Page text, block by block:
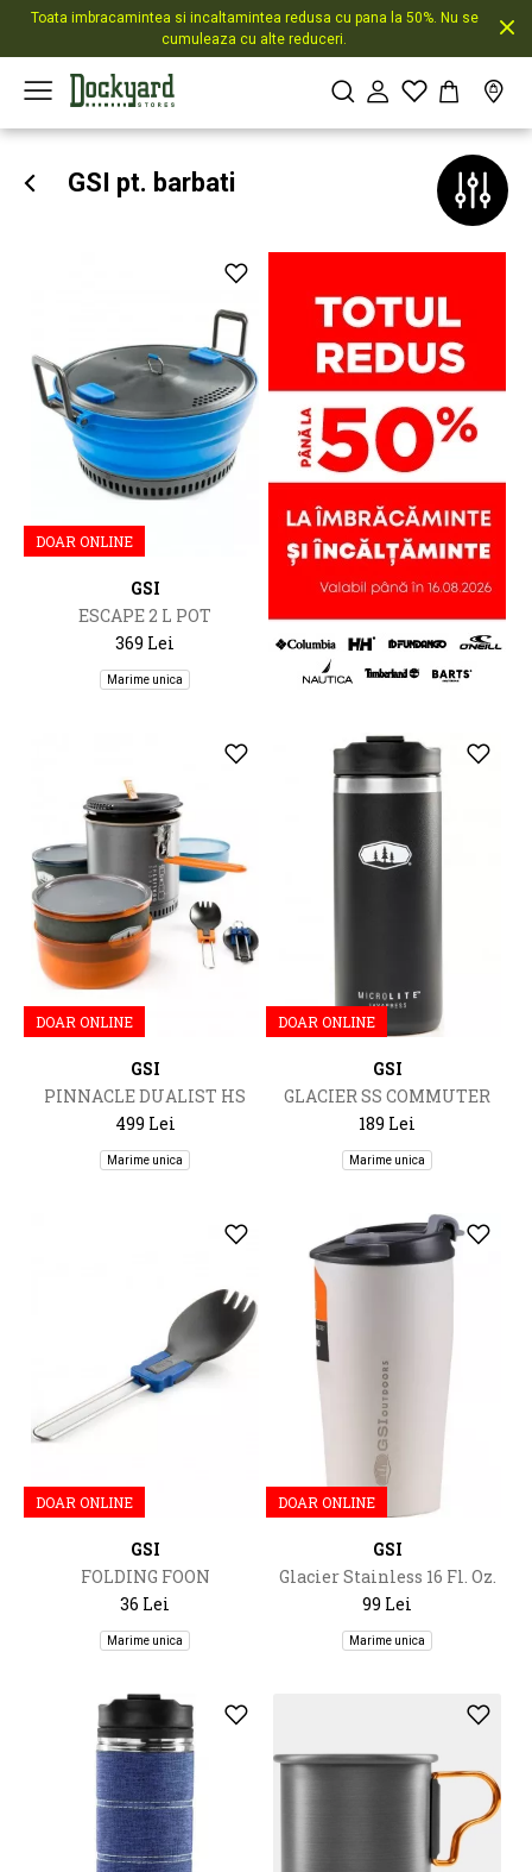
Toata imbracamintea si incaltamintea redusa cu pana la 50%. Nu se
cumuleaza cu alte reduceri.
GSI pt. barbati
DOAR ONLINE
GSI
ESCAPE 2 L POT
369 Lei
Marime unica
DOAR ONLINE
GSI
PINNACLE DUALIST HS
499 Lei
Marime unica
DOAR ONLINE
GSI
GLACIER SS COMMUTER
JAVAPRESS
189 Lei
Marime unica
DOAR ONLINE
GSI
FOLDING FOON
36 Lei
Marime unica
DOAR ONLINE
GSI
Glacier Stainless 16 Fl. Oz.
Americano
99 Lei
Marime unica